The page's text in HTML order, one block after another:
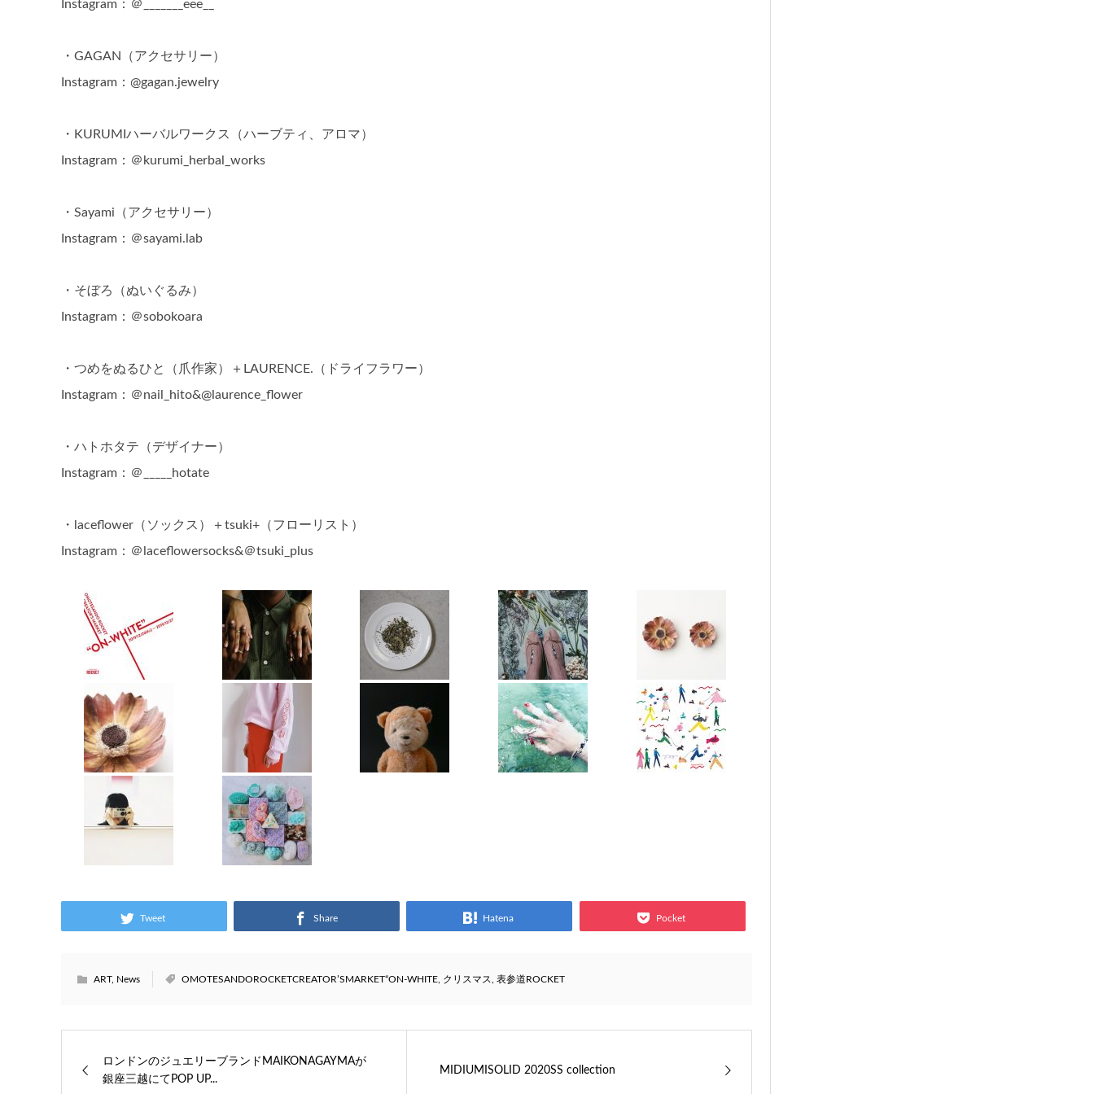
Instagram：＠_______eee__
・GAGAN（アクセサリー）
Instagram：@gagan.jewelry
・KURUMIハーバルワークス（ハーブティ、アロマ）
Instagram：＠kurumi_herbal_works
・Sayami（アクセサリー）
Instagram：＠sayami.lab
・そぼろ（ぬいぐるみ）
Instagram：＠sobokoara
・つめをぬるひと（爪作家）＋LAURENCE.（ドライフラワー）
Instagram：＠nail_hito&@laurence_flower
・ハトホタテ（デザイナー）
Instagram：＠_____hotate
・laceflower（ソックス）＋tsuki+（フローリスト）
Instagram：＠laceflowersocks&＠tsuki_plus
Tweet Share Hatena Pocket
ART, News OMOTESANDOROCKETCREATOR’SMARKET“ON-WHITE, クリスマス 表参道ROCKET
ロンドンのジュエリーブランドMAIKONAGAYMAが
銀座三越にてPOP UP...
MIDIUMISOLID 2020SS collection